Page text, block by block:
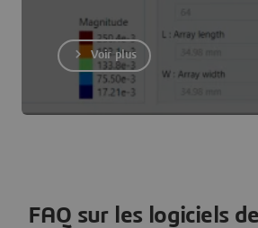
Voir plus
FAQ sur les logiciels